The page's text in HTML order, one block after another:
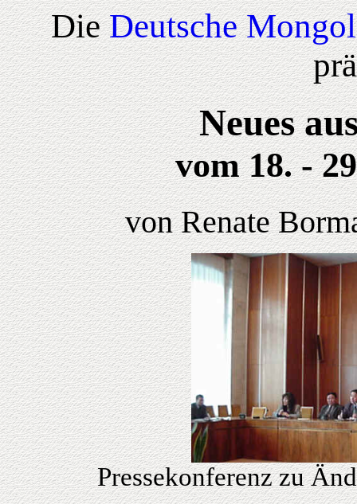
DieDeutsche
Neues
vom 18. -
von Renate
Pressekonferenz zu